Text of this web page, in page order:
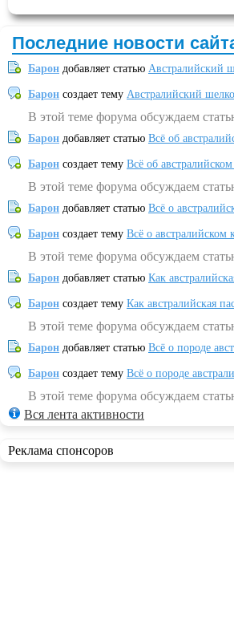
Последние новости
Барон добавляет статью Австралийский
Барон создает тему Австралийский
В этой теме форума обсуждаем
Барон добавляет статью Всё об
Барон создает тему Всё об австралийском
В этой теме форума обсуждаем
Барон добавляет статью Всё о
Барон создает тему Всё о австралийском
В этой теме форума обсуждаем
Барон добавляет статью Как
Барон создает тему Как австралийская
В этой теме форума обсуждаем
Барон добавляет статью Всё о породе
Барон создает тему Всё о породе
В этой теме форума обсуждаем
Вся лента активности
Реклама спонсоров